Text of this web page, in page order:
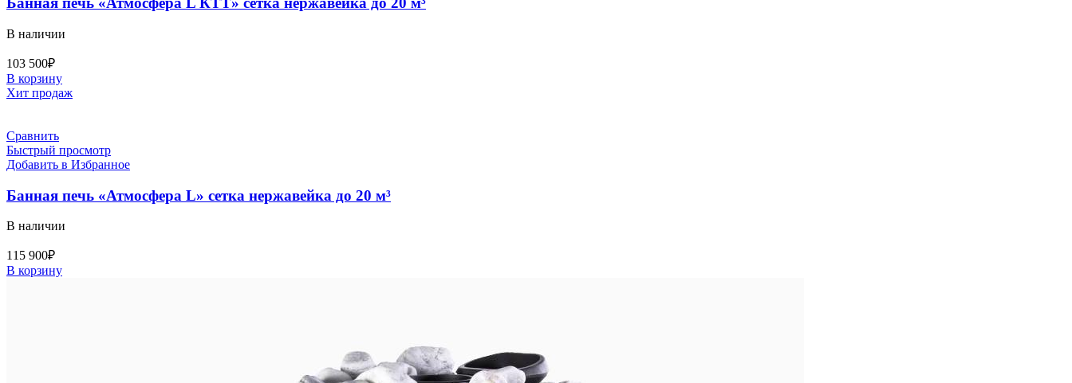
В наличии
103 500₽
В корзину
Хит продаж
Сравнить
Быстрый просмотр
Добавить в Избранное
Банная печь «Атмосфера L» сетка нержавейка до 20 м³
В наличии
115 900₽
В корзину